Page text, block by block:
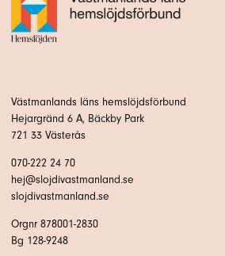
Västmanlands läns hemslöjdsförbund
Hejargränd 6 A, Bäckby Park
721 33 Västerås
070-222 24 70
hej@slojdivastmanland.se
slojdivastmanland.se
Orgnr 878001-2830
Bg 128-9248